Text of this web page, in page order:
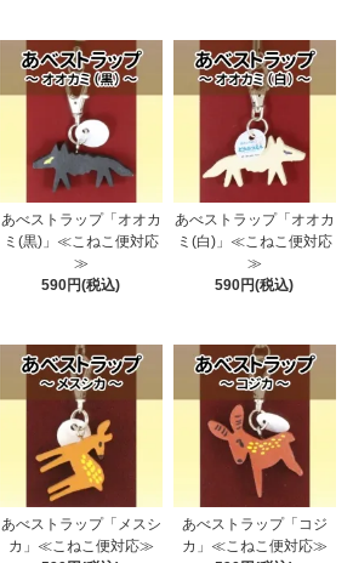
あべストラップ「オオカ
ミ(黒)」≪こねこ便対応
≫
590円(税込)
あべストラップ「オオカ
ミ(白)」≪こねこ便対応
≫
590円(税込)
あべストラップ「メスシ
カ」≪こねこ便対応≫
あべストラップ「コジ
カ」≪こねこ便対応≫